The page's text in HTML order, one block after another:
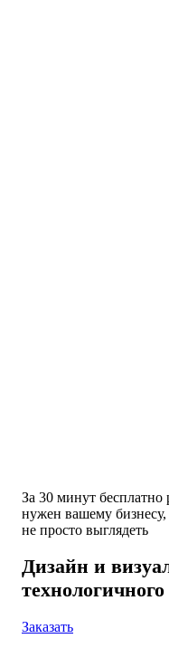
За 30 минут бесплатно
нужен вашему
не просто выглядеть
Дизайн и
Заказать